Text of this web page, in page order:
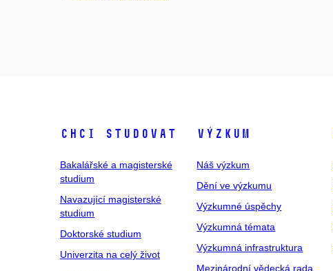
Chci studovat
Bakalářské a magisterské
studium
Navazující magisterské
studium
Doktorské studium
Univerzita na celý život
Výzkum
Náš výzkum
Dění ve výzkumu
Výzkumné úspěchy
Výzkumná témata
Výzkumná infrastruktura
Mezinárodní vědecká rada